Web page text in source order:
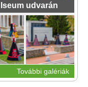
udvarán
További galériák